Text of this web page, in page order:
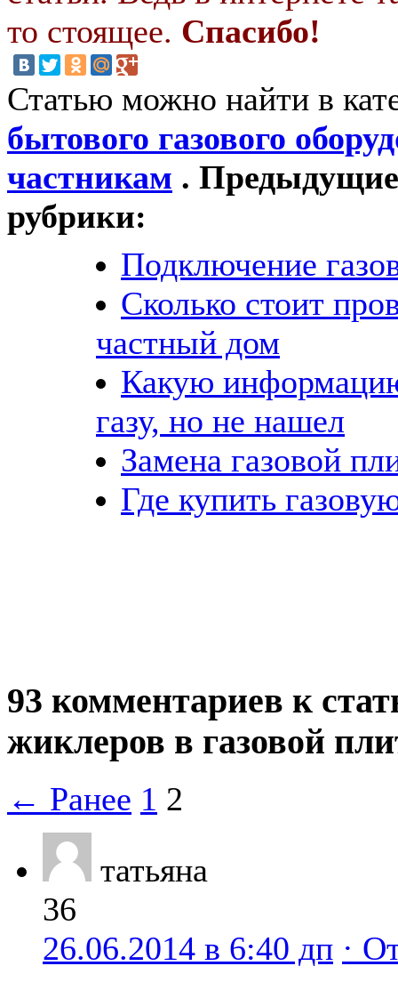
то стоящее. Спасибо!
Статью можно найти в
бытового газового
частникам . Предыдущие
рубрики:
Подключение
Сколько стоит
частный дом
Какую
газу, но не нашел
Замена газовой
Где купить
93 комментариев к
жиклеров в газовой
← Ранее 1 2
татьяна
36
26.06.2014 в 6:40 дп ·